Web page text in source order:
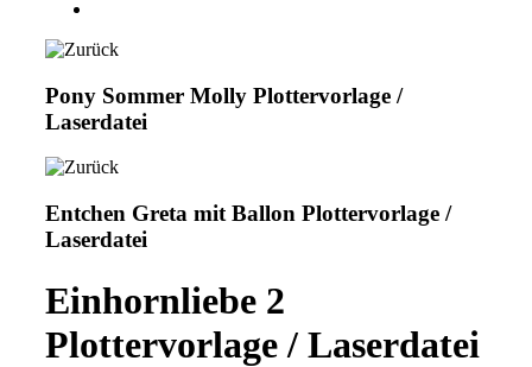
Pony Sommer Molly Plottervorlage /
Laserdatei
Entchen Greta mit Ballon Plottervorlage /
Laserdatei
Einhornliebe 2
Plottervorlage / Laserdatei